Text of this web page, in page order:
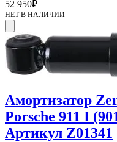
52 950₽
НЕТ В НАЛИЧИИ
Амортизатор
Porsche 911 I
Артикул Z01341